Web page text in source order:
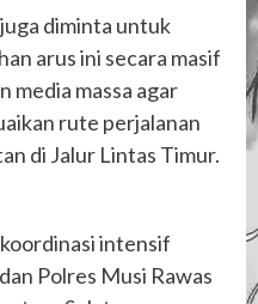
diminta untuk
arus ini secara masif
media massa agar
rute perjalanan
di Jalur Lintas Timur.
intensif
Polres Musi Rawas